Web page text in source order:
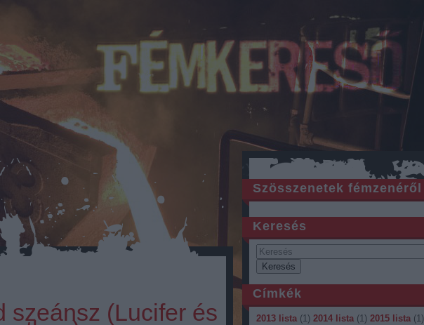
Szösszenetek fémzenéről
Keresés
Címkék
2013 lista (1) 2014 lista (1) 2015 lista (1)
szeánsz (Lucifer és